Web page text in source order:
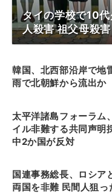
タイの学校で10
人殺害 祖父母殺
韓国、北西部沿岸で地
雨で北朝鮮から流出か
太平洋諸島フォーラム
イル非難する共同声明
中2か国が反対
国連事務総長、ロシア
両国を非難 民間人狙っ